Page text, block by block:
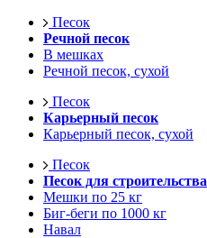
Песок
Речной песок
В мешках
Речной песок, сухой
Песок
Карьерный песок
Карьерный песок, сухой
Песок
Песок для строительства
Мешки по 25 кг
Биг-беги по 1000 кг
Навал